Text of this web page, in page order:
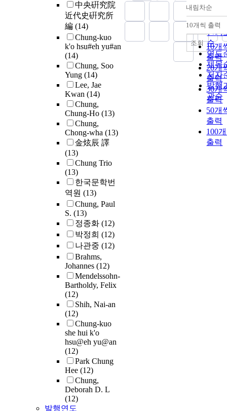
中央硏究院
近代史硏究所
編 (14)
Chung-kuo
k'o hsu#eh yu#an
(14)
Chung, Soo
Yung (14)
Lee, Jae
Kwan (14)
Chung,
Chung-Ho (13)
Chung,
Chong-wha (13)
金炫辰 譯
(13)
Chung Trio
(13)
한국문학번
역원 (13)
Chung, Paul
S. (13)
정종화 (12)
박정희 (12)
나관중 (12)
Brahms,
Johannes (12)
Mendelssohn-
Bartholdy, Felix
(12)
Shih, Nai-an
(12)
Chung-kuo
she hui k'o
hsu@eh yu@an
(12)
Park Chung
Hee (12)
Chung,
Deborah D. L
(12)
발행연도
정확
순
인기
순
연도
제목
저자
발행
관순
내림차순
내림
10개씩 출력
10개
출력
20개
출력
30개
출력
50개
출력
100
출력
조회